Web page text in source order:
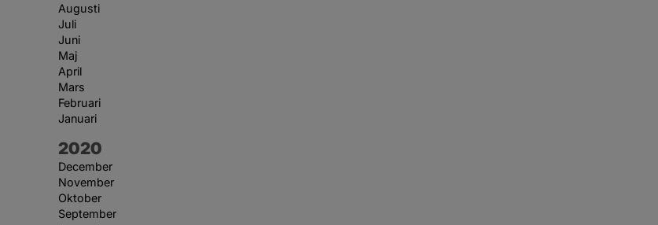
Augusti
Juli
Juni
Maj
April
Mars
Februari
Januari
År:
2020
December
November
Oktober
September